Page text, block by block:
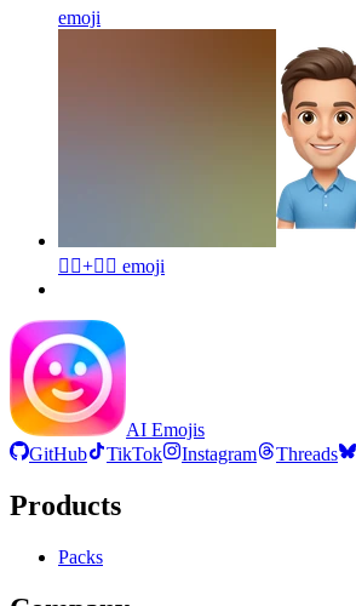
emoji
🙂‍↕️+🙂‍↕️ emoji
AI Emojis
GitHub
TikTok Instagram Threads
Products
Packs